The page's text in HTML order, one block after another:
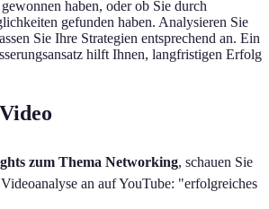
haben, oder ob Sie durch
gefunden haben. Analysieren Sie
Sie Ihre Strategien entsprechend an. Ein
hilft Ihnen, langfristigen Erfolg
zum Thema Networking, schauen Sie
an auf YouTube: "erfolgreiches